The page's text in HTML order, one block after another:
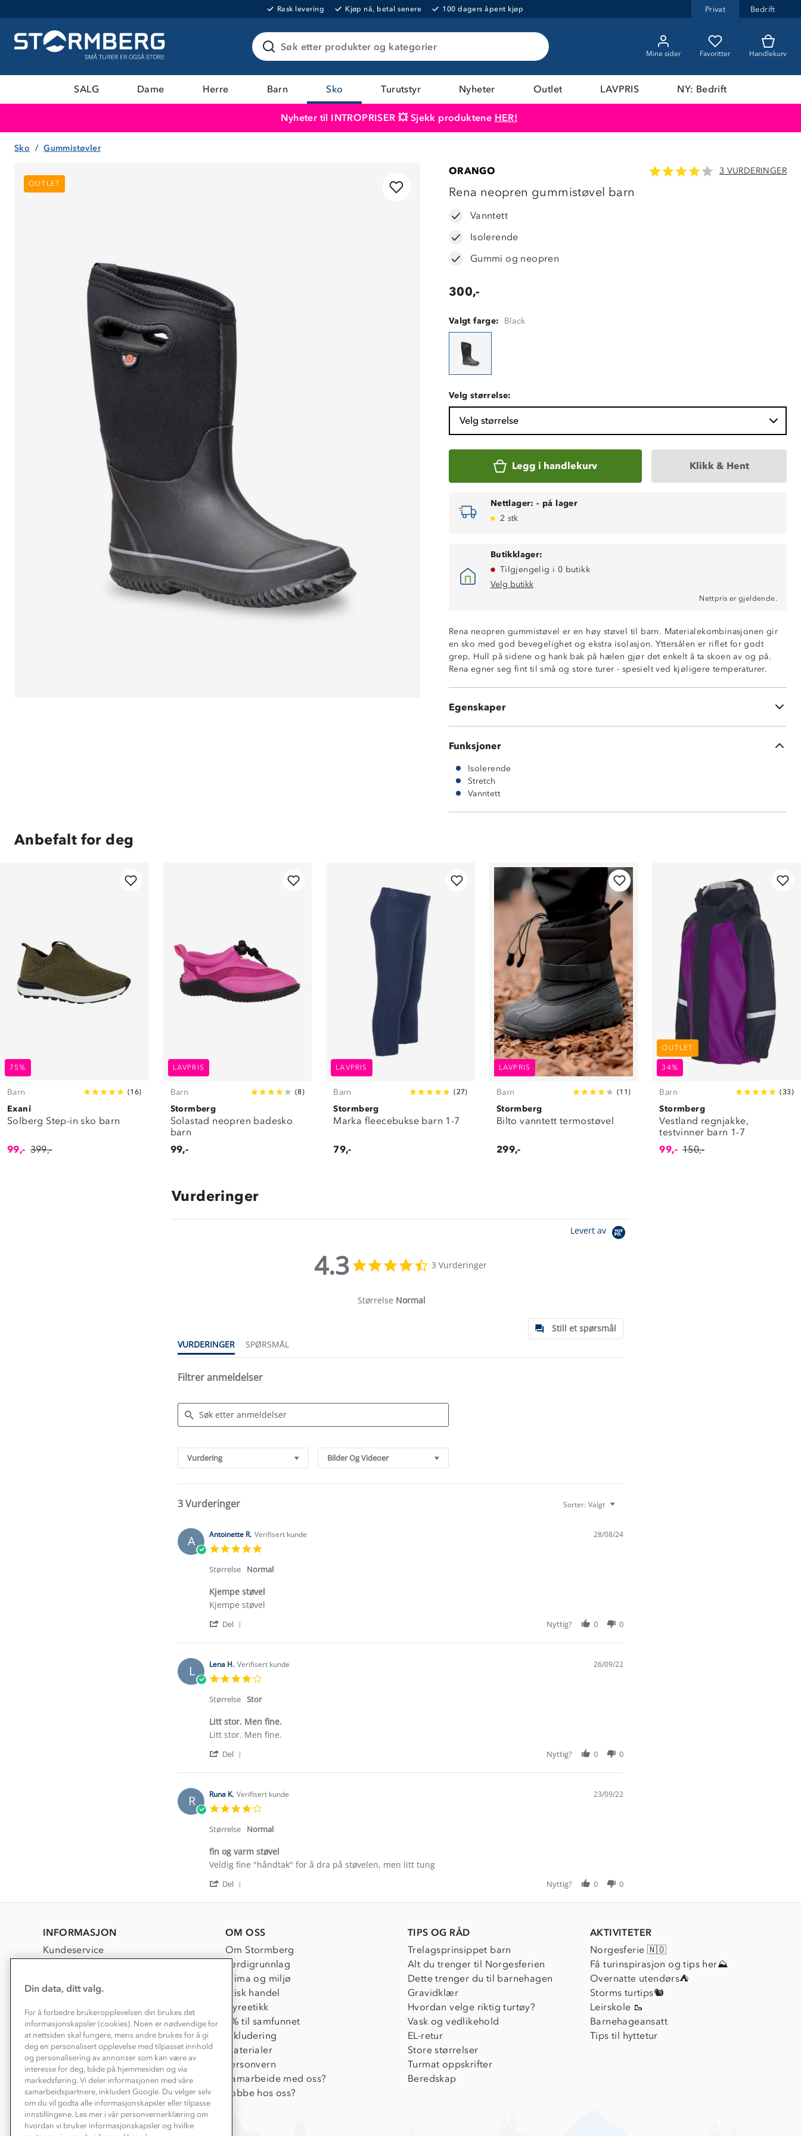
Rask levering Kjøp nå, betal senere 100 dagers åpent kjøp Privat Bedrift
Søk etter produkter og kategorier
Mine sider Favoritter Handlekurv
SALG Dame Herre Barn Sko Turutstyr Nyheter Outlet LAVPRIS NY: Bedrift
Nyheter til INTROPRISER 💥 Sjekk produktene HER!
Sko Gummistøvler
OUTLET
ORANGO 3 VURDERINGER
Rena neopren gummistøvel barn
Vanntett
Isolerende
Gummi og neopren
300,-
Valgt farge: Black
Velg størrelse:
Velg størrelse
Legg i handlekurv Klikk & Hent
Nettlager: - på lager
2 stk
Butikklager:
Tilgjengelig i 0 butikk
Velg butikk
Nettpris er gjeldende.
Rena neopren gummistøvel er en høy støvel til barn. Materialekombinasjonen gir
en sko med god bevegelighet og ekstra isolasjon. Yttersålen er riflet for godt
grep. Hull på sidene og hank bak på hælen gjør det enkelt å ta skoen av og på.
Rena egner seg fint til små og store turer - spesielt ved kjøligere temperaturer.
Egenskaper
Vanntett
Isolerende
Gummi og neopren
Tåler ikke maskinvask
Funksjoner
Isolerende
Stretch
Vanntett
Anbefalt for deg
75%
Barn (16)
Exani
Solberg Step-in sko barn
99,- 399,-
LAVPRIS
Barn (8)
Stormberg
Solastad neopren badesko
barn
99,-
LAVPRIS
Barn ( 27)
Stormberg
Marka fleecebukse barn 1-7
79,-
LAVPRIS
Barn (11 )
Stormberg
Bilto vanntett termostøvel
299,-
OUTLET
34%
Barn (33)
Stormberg
Vestland regnjakke,
testvinner barn 1-7
99,- 150,-
Vurderinger
Levert av
4.3
star
3 Vurderinger
Størrelse Normal
Still et spørsmål
VURDERINGER
SPØRSMÅL
Filtrer anmeldelser
Reviews
Vurdering Bilder Og Videoer
3 Vurderinger Sorter: Valgt
A Antoinette R. Verifisert kunde
rating
28/08/24
Størrelse Normal
Kjempe støvel
Review
Antoinette
on
Aug
2024
review
Kjempe
Kjempe støvel
Del
Review
Antoinette
R.
on
28
Aug
Nyttig? 0 0
L Lena H. Verifisert kunde 26/09/22
Størrelse Stor
Litt stor. Men fine.
Review
Lena
on
Sep
2022
review
Litt
Men
Litt stor. Men fine.
Del
Review
Lena
H.
on
26
Sep
Nyttig? 0 0
R Runa K. Verifisert kunde
rating
23/09/22
Størrelse Normal
fin og varm støvel
Review
Runa
on
2022
review
fin
varm
Veldig fine "håndtak" for å dra på støvelen, men litt tung
Del
Review
K.
on
23
Sep
Nyttig? 0 0
INFORMASJON
Kundeservice
Kundeklubb
Våre butikker
Bedrift, barnehage og SFO
Presse
OM OSS
Om Stormberg
Verdigrunnlag
Klima og miljø
Etisk handel
Dyreetikk
1% til samfunnet
Inkludering
Materialer
Personvern
Samarbeide med oss?
Jobbe hos oss?
TIPS OG RÅD
Trelagsprinsippet barn
Alt du trenger til Norgesferien
Dette trenger du til barnehagen
Gravidklær
Hvordan velge riktig turtøy?
Vask og vedlikehold
EL-retur
Store størrelser
Turmat oppskrifter
Beredskap
AKTIVITETER
Norgesferie 🇳🇴
Få turinspirasjon og tips her⛰
Overnatte utendørs⛺
Storms turtips🐿️
Leirskole 🥾
Barnehageansatt
Tips til hyttetur
Din data, ditt valg.
For å forbedre brukeropplevelsen din brukes det
informasjonskapsler (cookies). Noen er nødvendige for
at nettsiden skal fungere, mens andre brukes for å gi
deg en personalisert opplevelse med tilpasset innhold
og personalisering av annonser som kan være av
interesse for deg, både på hjemmesiden og via
markedsføring. Vi deler informasjonen med våre
samarbeidspartnere, inkludert Google. Du velger selv
om du vil godta alle informasjonskapsler eller tilpasse
innstillingene. Les mer i vår personvernerklæring om
hvordan vi bruker informasjonskapsler og hvilke